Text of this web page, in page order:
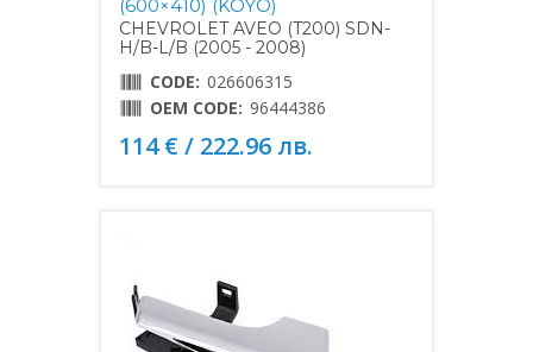
(600×410) (KOYO)
CHEVROLET AVEO (T200) SDN-
H/B-L/B (2005 - 2008)
CODE: 026606315
OEM CODE: 96444386
114 € / 222.96 лв.